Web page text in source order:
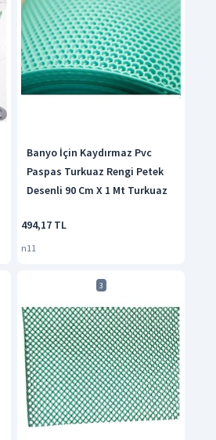
Banyo İçin Kaydırmaz Pvc
Paspas Turkuaz Rengi Petek
Desenli 90 Cm X 1 Mt Turkuaz
494,17 TL
n11
3